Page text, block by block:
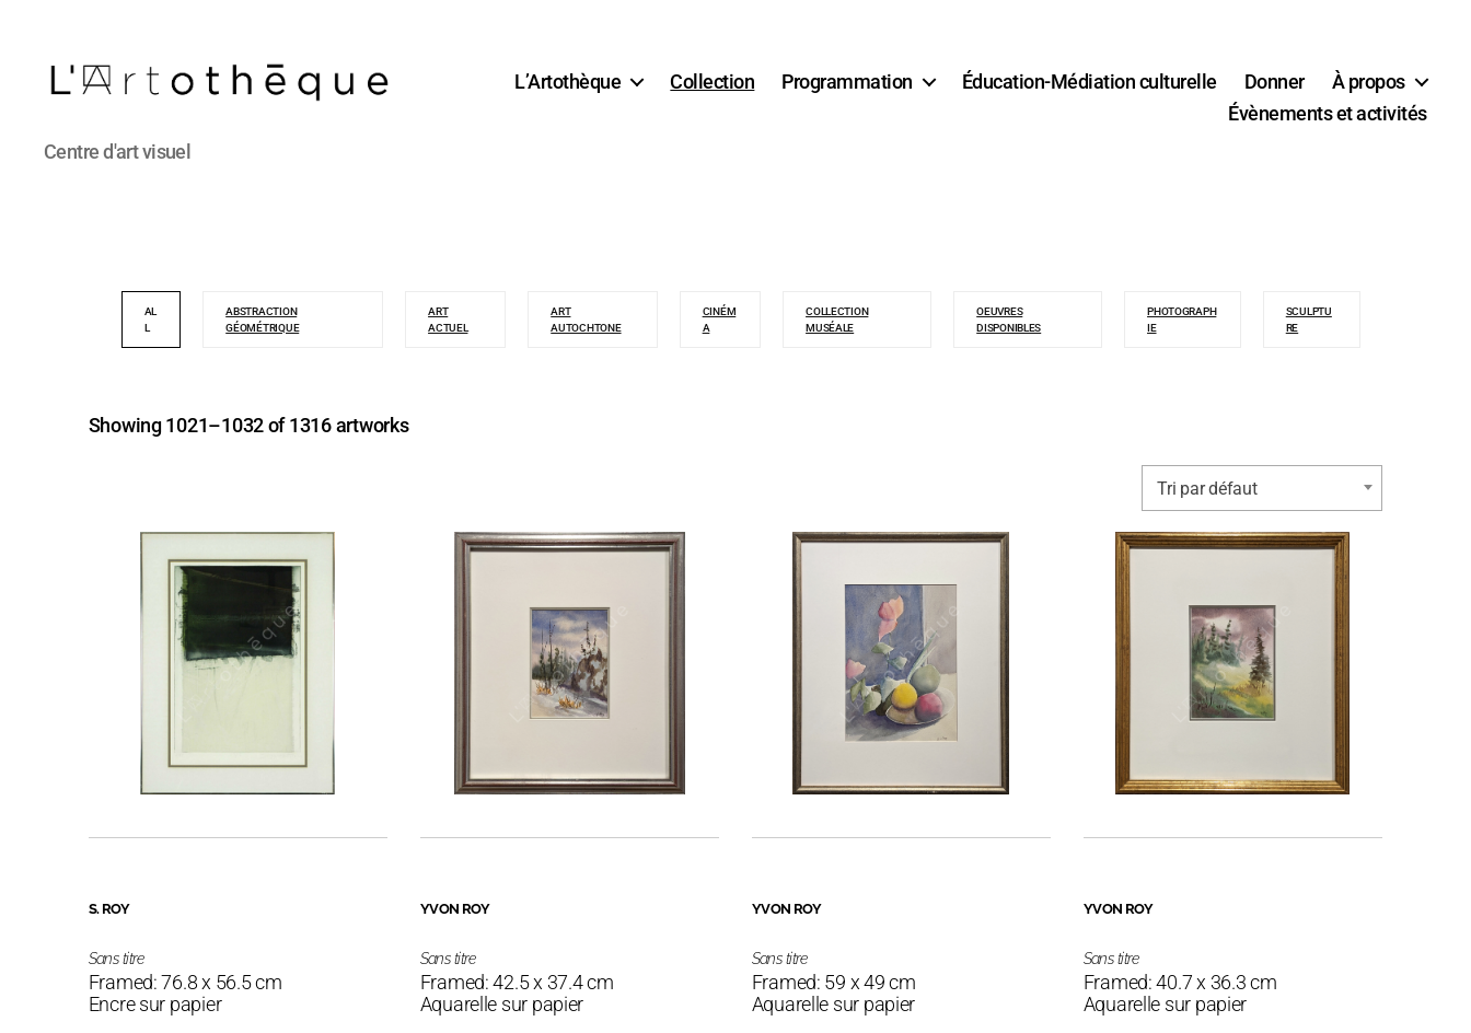
L'Artothèque
Centre d'art visuel
L’Artothèque Collection Programmation Éducation-Médiation culturelle Donner
À propos
Évènements et activités
AL
L
ABSTRACTION
GÉOMÉTRIQUE
ART
ACTUEL
ART
AUTOCHTONE
CINÉM
A
COLLECTION
MUSÉALE
OEUVRES
DISPONIBLES
PHOTOGRAPH
IE
SCULPTU
RE
Showing 1021–1032 of 1316 artworks
Tri par défaut
S. ROY
Sans titre
Framed: 76.8 x 56.5 cm
Encre sur papier
YVON ROY
Sans titre
Framed: 42.5 x 37.4 cm
Aquarelle sur papier
YVON ROY
Sans titre
Framed: 59 x 49 cm
Aquarelle sur papier
YVON ROY
Sans titre
Framed: 40.7 x 36.3 cm
Aquarelle sur papier